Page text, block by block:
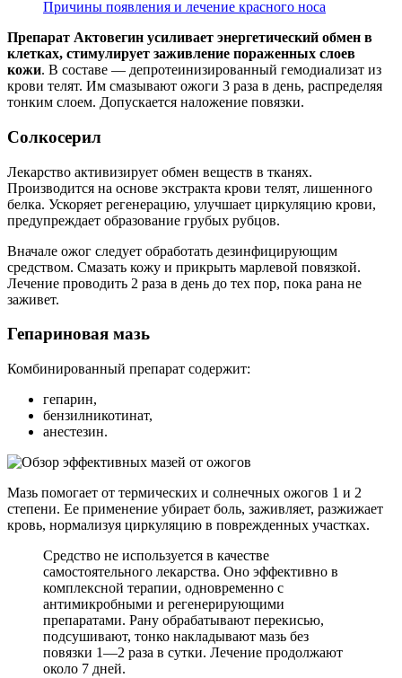
Причины появления и лечение красного носа
Препарат Актовегин усиливает энергетический обмен в
клетках, стимулирует заживление пораженных слоев
кожи. В составе — депротеинизированный гемодиализат из
крови телят. Им смазывают ожоги 3 раза в день, распределяя
тонким слоем. Допускается наложение повязки.
Солкосерил
Лекарство активизирует обмен веществ в тканях.
Производится на основе экстракта крови телят, лишенного
белка. Ускоряет регенерацию, улучшает циркуляцию крови,
предупреждает образование грубых рубцов.
Вначале ожог следует обработать дезинфицирующим
средством. Смазать кожу и прикрыть марлевой повязкой.
Лечение проводить 2 раза в день до тех пор, пока рана не
заживет.
Гепариновая мазь
Комбинированный препарат содержит:
гепарин,
бензилникотинат,
анестезин.
Мазь помогает от термических и солнечных ожогов 1 и 2
степени. Ее применение убирает боль, заживляет, разжижает
кровь, нормализуя циркуляцию в поврежденных участках.
Средство не используется в качестве
самостоятельного лекарства. Оно эффективно в
комплексной терапии, одновременно с
антимикробными и регенерирующими
препаратами. Рану обрабатывают перекисью,
подсушивают, тонко накладывают мазь без
повязки 1—2 раза в сутки. Лечение продолжают
около 7 дней.